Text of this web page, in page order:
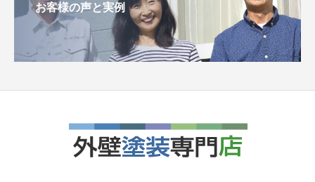
お客様の声と実例